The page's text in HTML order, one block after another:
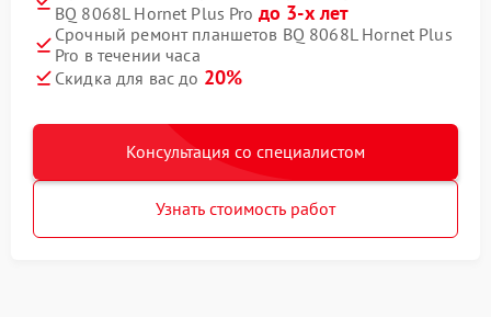
BQ 8068L Hornet Plus Pro до 3-х лет
Срочный ремонт планшетов BQ 8068L Hornet Plus
Pro в течении часа
Скидка для вас до 20%
Консультация со специалистом
Узнать стоимость работ